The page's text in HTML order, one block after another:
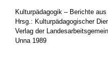
Kulturpädagogik – Berichte
Hrsg.: Kulturpädagogischer
Verlag der
Unna 1989